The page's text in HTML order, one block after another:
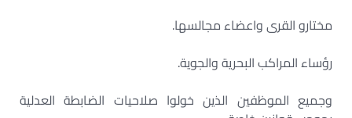
مختارو القرى واعضاء مجالسها.
رؤساء المراكب البحرية والجوية.
وجميع الموظفين الذين خولوا صلاحيات الضابطة العدلية